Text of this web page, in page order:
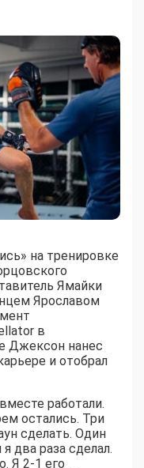
на тренировке
Ямайки
Ярославом
в
Джексон нанес
и отобрал
работали.
остались. Три
сделать. Один
два раза сделал.
Я 2-1 его